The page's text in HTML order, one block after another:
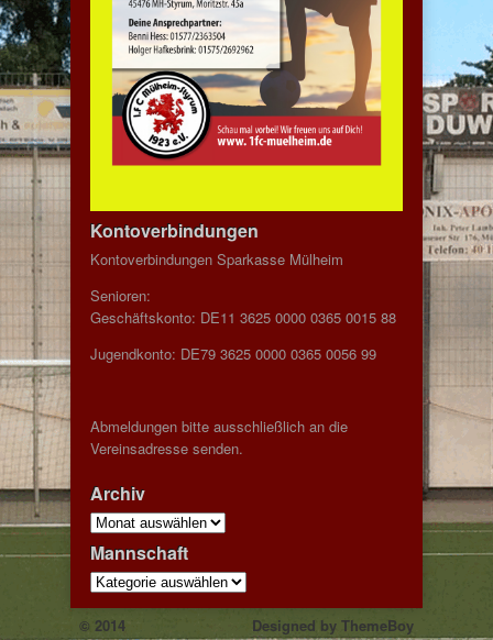
Kontoverbindungen
Kontoverbindungen Sparkasse Mülheim
Senioren:
Geschäftskonto: DE11 3625 0000 0365 0015 88
Jugendkonto: DE79 3625 0000 0365 0056 99
Abmeldungen bitte ausschließlich an die
Vereinsadresse senden.
Archiv
Archiv
Mannschaft
Mannschaft
© 2014 Designed by ThemeBoy